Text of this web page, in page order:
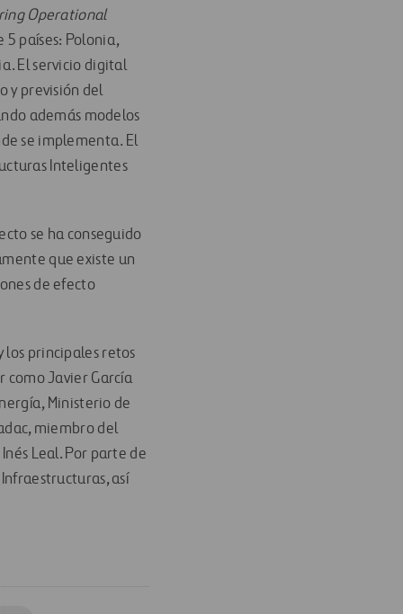
Operational
5 países: Polonia,
El servicio digital
y previsión del
además modelos
se implementa. El
Inteligentes
se ha conseguido
que existe un
de efecto
principales retos
Javier García
Ministerio de
miembro del
Leal. Por parte de
así